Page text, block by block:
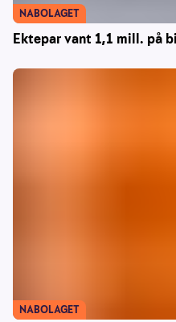
Ektepar vant 1,1 mill. på
NABOLAGET
NABOLAGET